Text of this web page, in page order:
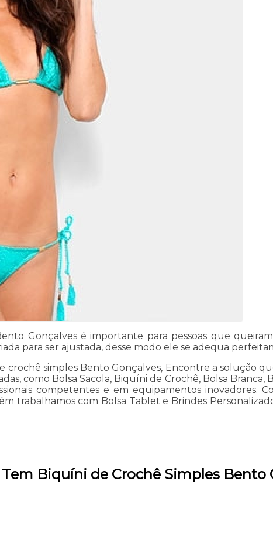
Gonçalves é importante para pessoas que
para ser ajustada, desse modo ele se adequa
simples Bento Gonçalves, Encontre a solução
como Bolsa Sacola, Biquíni de Crochê, Bolsa Branca,
competentes e em equipamentos inovadores.
trabalhamos com Bolsa Tablet e Brindes
Biquíni de Crochê Simples Bento